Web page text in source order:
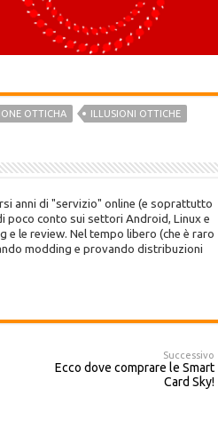
OTTICHA ILLUSIONI OTTICHE
anni di "servizio" online (e soprattutto
poco conto sui settori Android, Linux e
e le review. Nel tempo libero (che è raro
modding e provando distribuzioni
Successivo
Ecco dove comprare le Smart
Card Sky!